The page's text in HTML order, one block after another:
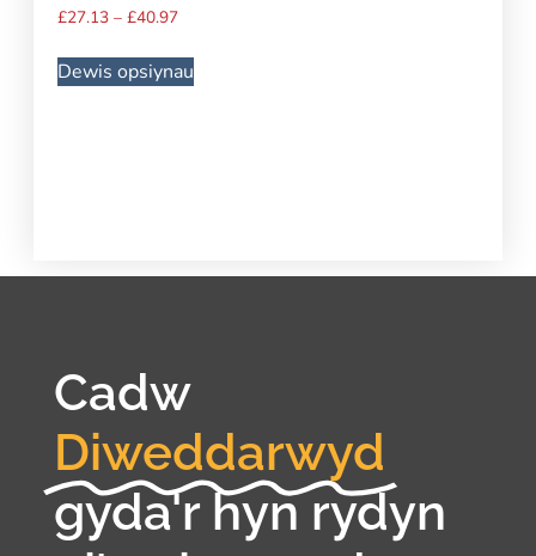
£27.13 – £40.97
Dewis opsiynau
Cadw
Diweddarwyd
gyda'r hyn rydyn